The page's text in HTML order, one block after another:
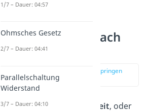
Leitfähigkeit einfach
erklärt
zur Stelle im Video springen
(00:14)
Dieelektrische Leitfähigkeit, oder
1/7 – Dauer: 04:57
Ohmsches Gesetz
2/7 – Dauer: 04:41
Parallelschaltung
Widerstand
3/7 – Dauer: 04:10